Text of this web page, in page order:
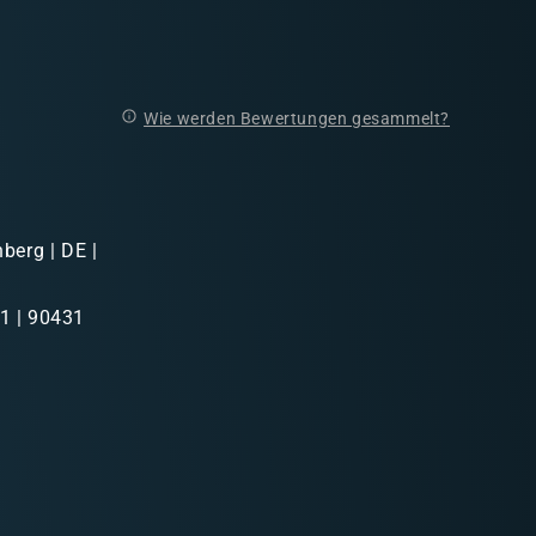
Wie werden Bewertungen gesammelt?
| DE |
| 90431